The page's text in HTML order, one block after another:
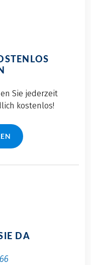
Sie jederzeit
kostenlos!
DA